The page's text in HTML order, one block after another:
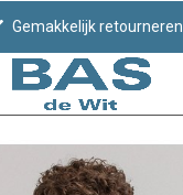
Gemakkelijk retourneren